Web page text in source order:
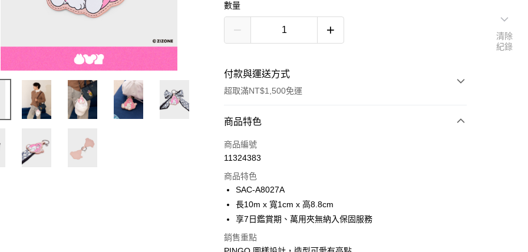
數量
付款與運送方式
超取滿NT$1,500免運
付款方式
信用卡一次付款
LINE Pay
Apple Pay
商品特色
商品編號
11324383
商品特色
SAC-A8027A
長10m x 寬1cm x 高8.8cm
享7日鑑賞期、萬用夾無納入保固服務
銷售重點
清除
紀錄